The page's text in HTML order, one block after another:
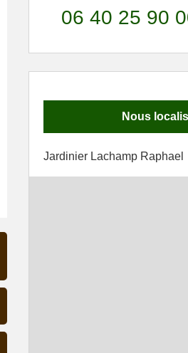
06 40 25 90
Nous
Jardinier Lachamp Raphael